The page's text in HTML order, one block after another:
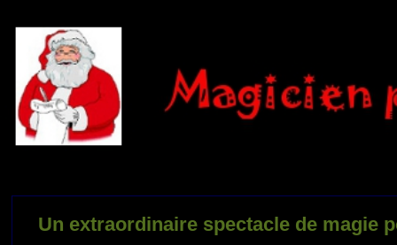
Un extraordinaire spectacle de magie